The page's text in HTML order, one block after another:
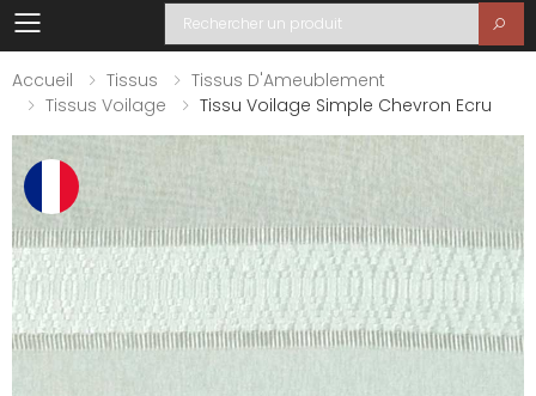
Toggle mobile menu
Recherche
Accueil
Tissus
Tissus D'Ameublement
Tissus Voilage
Tissu Voilage Simple Chevron Ecru